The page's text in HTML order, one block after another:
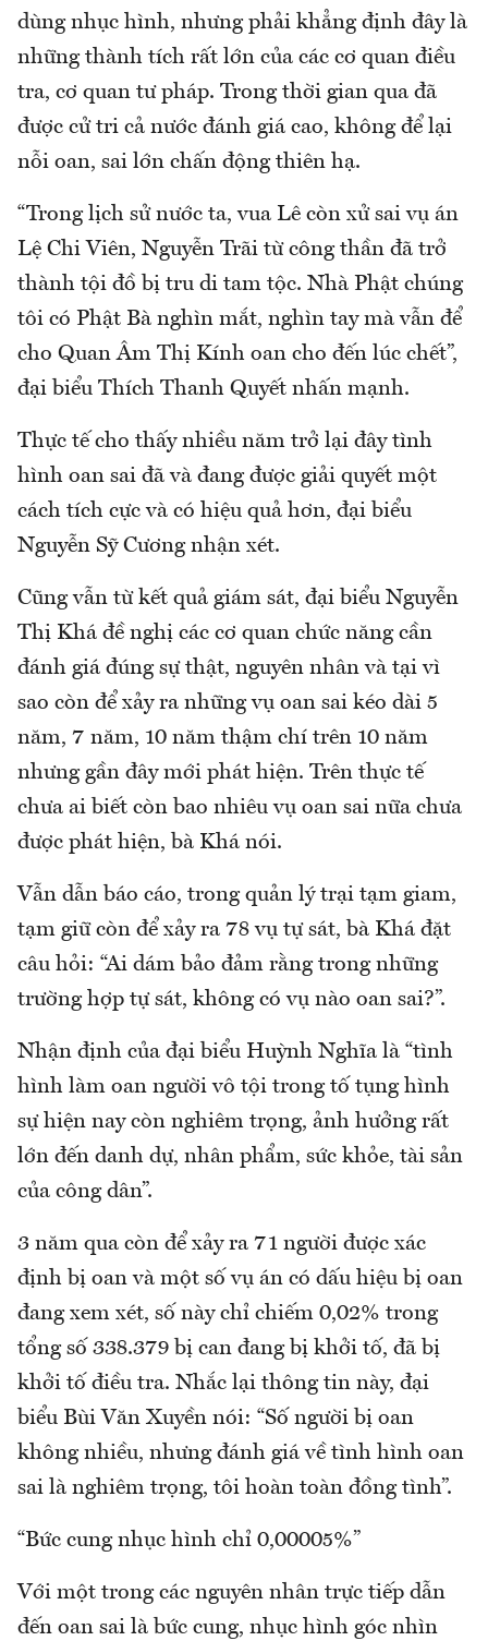
dùng nhục hình, nhưng phải khẳng định đây là
những thành tích rất lớn của các cơ quan điều
tra, cơ quan tư pháp. Trong thời gian qua đã
được cử tri cả nước đánh giá cao, không để lại
nỗi oan, sai lớn chấn động thiên hạ.
“Trong lịch sử nước ta, vua Lê còn xử sai vụ án
Lệ Chi Viên, Nguyễn Trãi từ công thần đã trở
thành tội đồ bị tru di tam tộc. Nhà Phật chúng
tôi có Phật Bà nghìn mắt, nghìn tay mà vẫn để
cho Quan Âm Thị Kính oan cho đến lúc chết”,
đại biểu Thích Thanh Quyết nhấn mạnh.
Thực tế cho thấy nhiều năm trở lại đây tình
hình oan sai đã và đang được giải quyết một
cách tích cực và có hiệu quả hơn, đại biểu
Nguyễn Sỹ Cương nhận xét.
Cũng vẫn từ kết quả giám sát, đại biểu Nguyễn
Thị Khá đề nghị các cơ quan chức năng cần
đánh giá đúng sự thật, nguyên nhân và tại vì
sao còn để xảy ra những vụ oan sai kéo dài 5
năm, 7 năm, 10 năm thậm chí trên 10 năm
nhưng gần đây mới phát hiện. Trên thực tế
chưa ai biết còn bao nhiêu vụ oan sai nữa chưa
được phát hiện, bà Khá nói.
Vẫn dẫn báo cáo, trong quản lý trại tạm giam,
tạm giữ còn để xảy ra 78 vụ tự sát, bà Khá đặt
câu hỏi: “Ai dám bảo đảm rằng trong những
trường hợp tự sát, không có vụ nào oan sai?”.
Nhận định của đại biểu Huỳnh Nghĩa là “tình
hình làm oan người vô tội trong tố tụng hình
sự hiện nay còn nghiêm trọng, ảnh hưởng rất
lớn đến danh dự, nhân phẩm, sức khỏe, tài sản
của công dân”.
3 năm qua còn để xảy ra 71 người được xác
định bị oan và một số vụ án có dấu hiệu bị oan
đang xem xét, số này chỉ chiếm 0,02% trong
tổng số 338.379 bị can đang bị khởi tố, đã bị
khởi tố điều tra. Nhắc lại thông tin này, đại
biểu Bùi Văn Xuyền nói: “Số người bị oan
không nhiều, nhưng đánh giá về tình hình oan
sai là nghiêm trọng, tôi hoàn toàn đồng tình”.
“Bức cung nhục hình chỉ 0,00005%”
Với một trong các nguyên nhân trực tiếp dẫn
đến oan sai là bức cung, nhục hình góc nhìn